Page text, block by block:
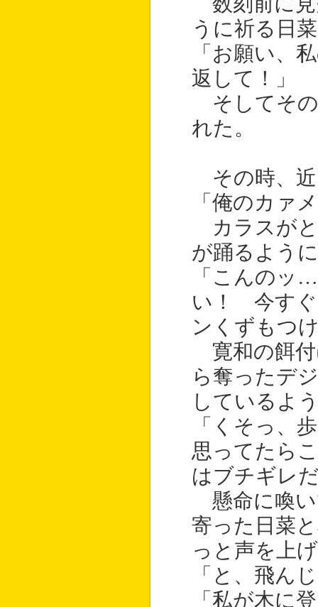
うに祈る日
「お願い、
返して！」
そしてその
れた。
その時、近
「俺のカァ
カラスがと
が踊るよう
「こんの
い！ 今す
ンくずもつ
寛和の餌付
ら奪ったデ
しているよ
「くそっ、
思ってたら
はブチギレ
懸命に喚い
寄った日菜
っと声を上
「と、飛ん
「私が木に